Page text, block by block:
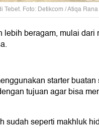
Tebet. Foto: Detikcom / Atiqa Rana
beragam, mulai dari
starter
tujuan agar bisa
sudah seperti makhluk